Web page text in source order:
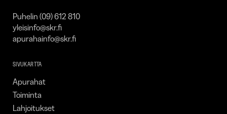
Puhelin (09) 612 810
yleisinfo@skr.fi
apurahainfo@skr.fi
SIVUKARTTA
Apurahat
Toiminta
Lahjoitukset